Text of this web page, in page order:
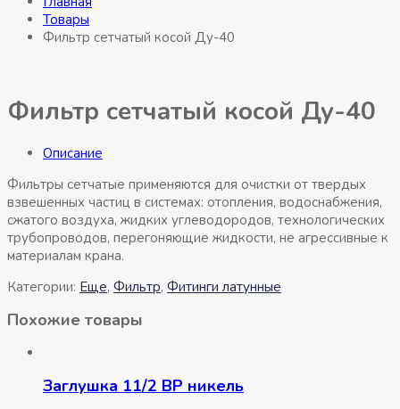
Товары
Фильтр сетчатый косой Ду-40
Фильтр сетчатый косой Ду-40
Описание
Фильтры сетчатые применяются для очистки от твердых
взвешенных частиц в системах: отопления, водоснабжения,
сжатого воздуха, жидких углеводородов, технологических
трубопроводов, перегоняющие жидкости, не агрессивные к
материалам крана.
Категории: Eщe, Фильтр, Фитинги латунные
Похожие товары
Заглушка 11/2 ВР никель